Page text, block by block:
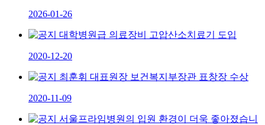
2026-01-26
대학병원급 의료장비 고압산소치료기 도입
2020-12-20
최훈휘 대표원장 보건복지부장관 표창장 수상
2020-11-09
서울프라임병원의 입원 환경이 더욱 좋아졌습니